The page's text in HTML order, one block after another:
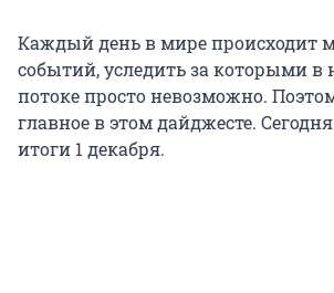
Каждый день в мире происходит
событий, уследить за которыми в
потоке просто невозможно.
главное в этом дайджесте.
итоги 1 декабря.